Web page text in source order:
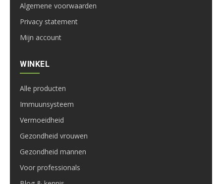
Algemene voorwaarden
Privacy statement
Mijn account
WINKEL
Alle producten
Immuunsysteem
Vermoeidheid
Gezondheid vrouwen
Gezondheid mannen
Voor professionals